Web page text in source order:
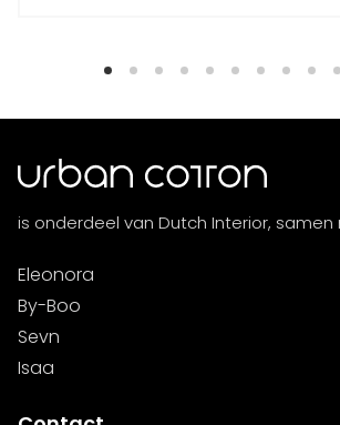
is onderdeel van Dutch Interior,
Eleonora
By-Boo
Sevn
Isaa